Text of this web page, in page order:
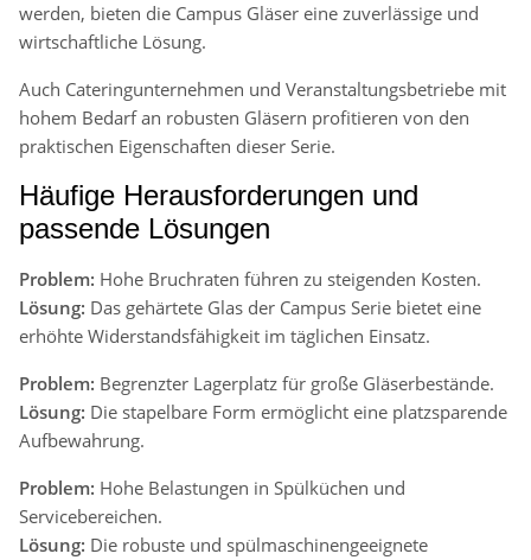
werden, bieten die Campus Gläser eine zuverlässige und
wirtschaftliche Lösung.
Auch Cateringunternehmen und Veranstaltungsbetriebe mit
hohem Bedarf an robusten Gläsern profitieren von den
praktischen Eigenschaften dieser Serie.
Häufige Herausforderungen und
passende Lösungen
Problem: Hohe Bruchraten führen zu steigenden Kosten.
Lösung: Das gehärtete Glas der Campus Serie bietet eine
erhöhte Widerstandsfähigkeit im täglichen Einsatz.
Problem: Begrenzter Lagerplatz für große Gläserbestände.
Lösung: Die stapelbare Form ermöglicht eine platzsparende
Aufbewahrung.
Problem: Hohe Belastungen in Spülküchen und
Servicebereichen.
Lösung: Die robuste und spülmaschinengeeignete